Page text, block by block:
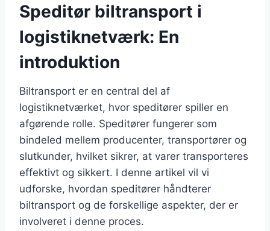
Speditør biltransport i
logistiknetværk: En
introduktion
Biltransport er en central del af
logistiknetværket, hvor speditører spiller en
afgørende rolle. Speditører fungerer som
bindeled mellem producenter, transportører og
slutkunder, hvilket sikrer, at varer transporteres
effektivt og sikkert. I denne artikel vil vi
udforske, hvordan speditører håndterer
biltransport og de forskellige aspekter, der er
involveret i denne proces.